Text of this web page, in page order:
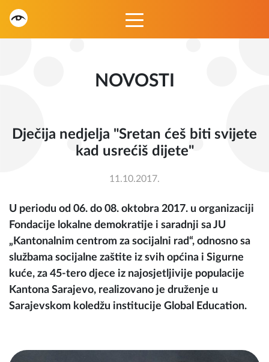
NOVOSTI
Dječija nedjelja "Sretan ćeš biti svijete
kad usrećiš dijete"
11.10.2017.
U periodu od 06. do 08. oktobra 2017. u organizaciji
Fondacije lokalne demokratije i saradnji sa JU
„Kantonalnim centrom za socijalni rad“, odnosno sa
službama socijalne zaštite iz svih općina i Sigurne
kuće, za 45-tero djece iz najosjetljivije populacije
Kantona Sarajevo, realizovano je druženje u
Sarajevskom koledžu institucije Global Education.